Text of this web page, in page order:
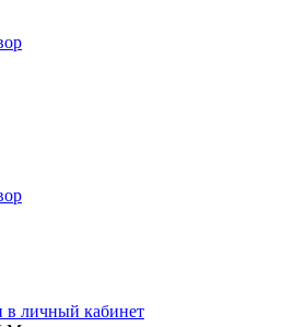
в личный кабинет